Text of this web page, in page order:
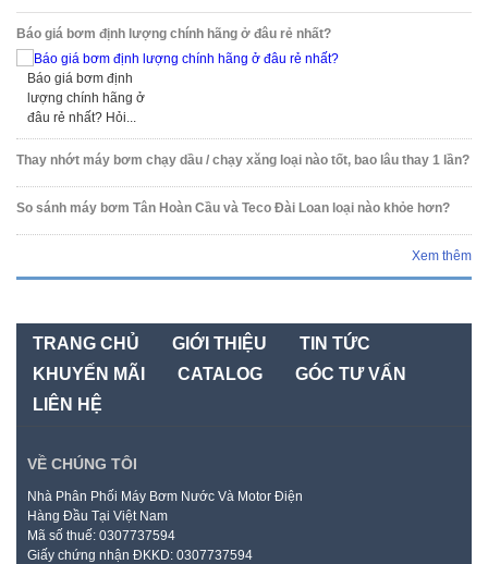
Báo giá bơm định lượng chính hãng ở đâu rẻ nhất?
Báo giá bơm định
lượng chính hãng ở
đâu rẻ nhất? Hỏi...
Thay nhớt máy bơm chạy dầu / chạy xăng loại nào tốt, bao lâu thay 1 lần?
So sánh máy bơm Tân Hoàn Cầu và Teco Đài Loan loại nào khỏe hơn?
Xem thêm
TRANG CHỦ GIỚI THIỆU
TIN TỨC
KHUYẾN MÃI
CATALOG
GÓC TƯ VẤN
LIÊN HỆ
VỀ CHÚNG TÔI
Nhà Phân Phối Máy Bơm Nước Và Motor Điện
Hàng Đầu Tại Việt Nam
Mã số thuế: 0307737594
Giấy chứng nhận ĐKKD: 0307737594